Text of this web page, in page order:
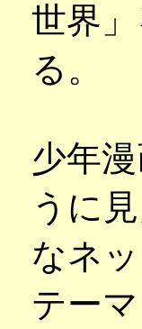
世界
る。
少年
うに
なネ
テー